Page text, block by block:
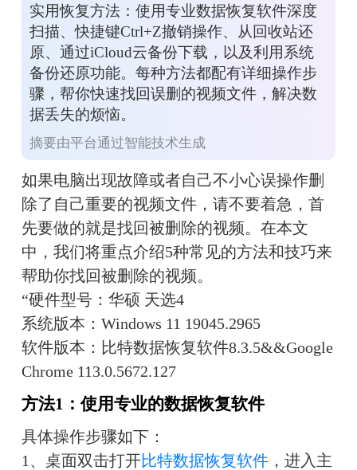
实用恢复方法：使用专业数据恢复软件深度
扫描、快捷键Ctrl+Z撤销操作、从回收站还
原、通过iCloud云备份下载，以及利用系统
备份还原功能。每种方法都配有详细操作步
骤，帮你快速找回误删的视频文件，解决数
据丢失的烦恼。
摘要由平台通过智能技术生成
如果电脑出现故障或者自己不小心误操作删
除了自己重要的视频文件，请不要着急，首
先要做的就是找回被删除的视频。在本文
中，我们将重点介绍5种常见的方法和技巧来
帮助你找回被删除的视频。
“硬件型号：华硕 天选4
系统版本：Windows 11 19045.2965
软件版本：比特数据恢复软件8.3.5&&Google
Chrome 113.0.5672.127
方法1：使用专业的数据恢复软件
具体操作步骤如下：
1、 桌面双击打开比特数据恢复软件，进入主